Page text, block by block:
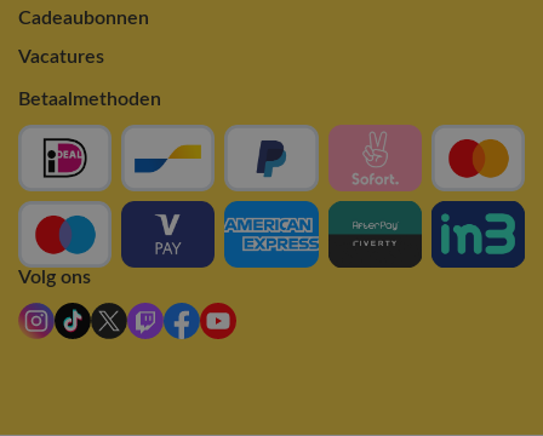
Cadeaubonnen
Vacatures
Betaalmethoden
Volg ons